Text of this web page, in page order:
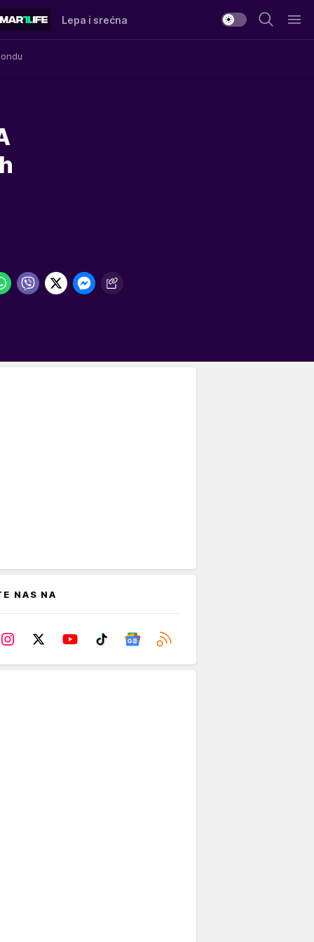
Lepa i srećna
NAS NA